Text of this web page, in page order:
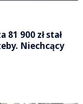
900 zł stał
Niechcący